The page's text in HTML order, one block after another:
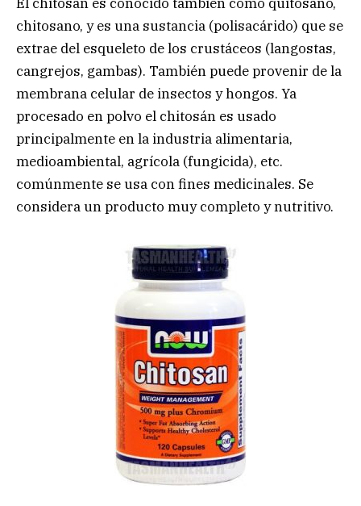
chitosano, y es una sustancia (polisacárido) que se
extrae del esqueleto de los crustáceos (langostas,
cangrejos, gambas). También puede provenir de la
membrana celular de insectos y hongos. Ya
procesado en polvo el chitosán es usado
principalmente en la industria alimentaria,
medioambiental, agrícola (fungicida), etc.
comúnmente se usa con fines medicinales. Se
considera un producto muy completo y nutritivo.